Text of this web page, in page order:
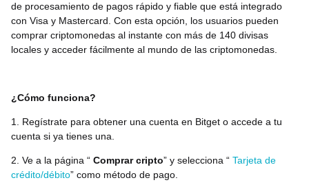
de procesamiento de pagos rápido y fiable que está integrado
con Visa y Mastercard. Con esta opción, los usuarios pueden
comprar criptomonedas al instante con más de 140 divisas
locales y acceder fácilmente al mundo de las criptomonedas.
¿Cómo funciona?
1. Regístrate para obtener una cuenta en Bitget o accede a tu
cuenta si ya tienes una.
2. Ve a la página “ Comprar cripto” y selecciona “ Tarjeta de
crédito/débito” como método de pago.